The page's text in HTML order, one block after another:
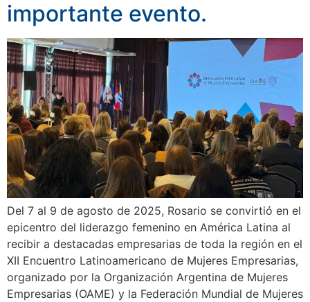
importante evento.
Del 7 al 9 de agosto de 2025, Rosario se convirtió en el
epicentro del liderazgo femenino en América Latina al
recibir a destacadas empresarias de toda la región en el
XII Encuentro Latinoamericano de Mujeres Empresarias,
organizado por la Organización Argentina de Mujeres
Empresarias (OAME) y la Federación Mundial de Mujeres